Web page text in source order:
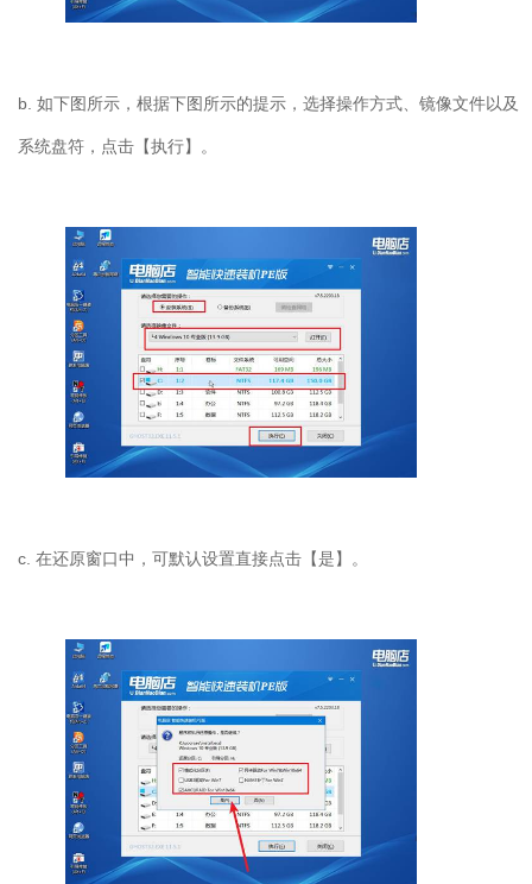
b. 如下图所示，根据下图所示的提示，选择操作方式、镜像文件以及
系统盘符，点击【执行】。
c. 在还原窗口中，可默认设置直接点击【是】。